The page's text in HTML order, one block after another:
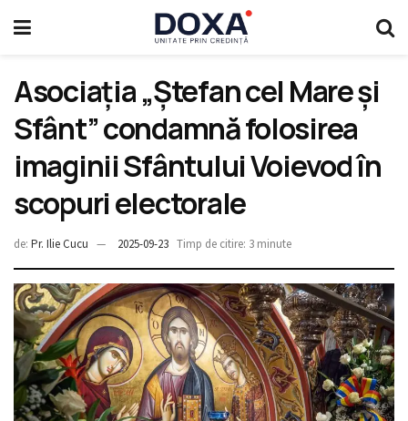
Asociația „Ștefan cel Mare și
Sfânt” condamnă folosirea
imaginii Sfântului Voievod în
scopuri electorale
de: Pr. Ilie Cucu 2025-09-23 Timp de citire: 3 minute